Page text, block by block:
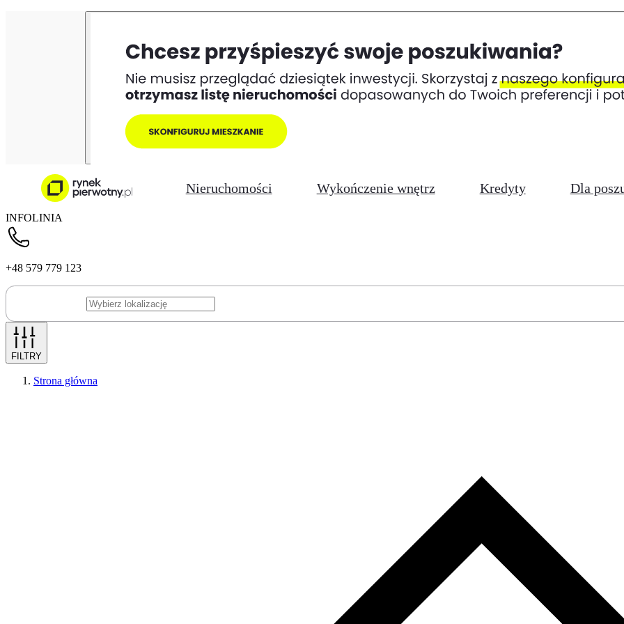
Nieruchomości Wykończenie wnętrz Kredyty Dla
INFOLINIA
+48 579 779 123
FILTRY
Strona główna